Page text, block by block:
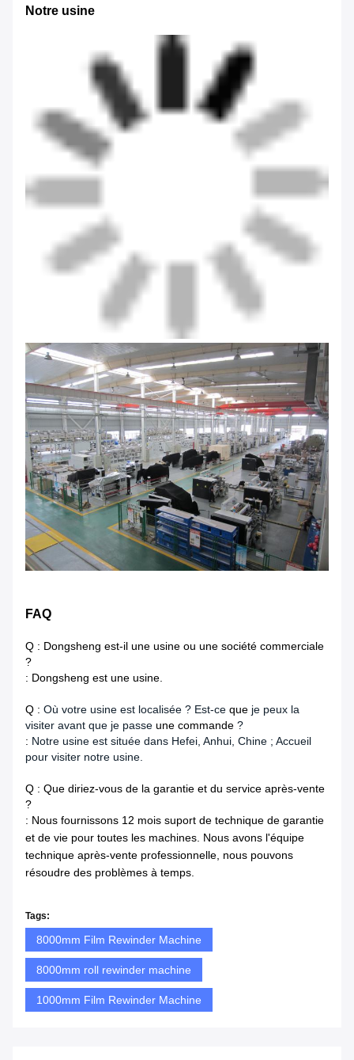
Notre usine
FAQ
Q : Dongsheng est-il une usine ou une société commerciale
?
: Dongsheng est une usine.
Q : Où votre usine est localisée ? Est-ce que je peux la
visiter avant que je passe une commande ?
: Notre usine est située dans Hefei, Anhui, Chine ; Accueil
pour visiter notre usine.
Q : Que diriez-vous de la garantie et du service après-vente
?
: Nous fournissons 12 mois suport de technique de garantie
et de vie pour toutes les machines. Nous avons l'équipe
technique après-vente professionnelle, nous pouvons
résoudre des problèmes à temps.
Tags:
8000mm Film Rewinder Machine
8000mm roll rewinder machine
1000mm Film Rewinder Machine